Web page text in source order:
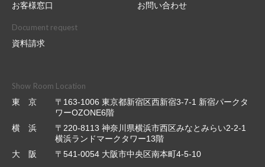
お客様窓口
お問い合わせ
Document request
資料請求
Show Room Location
東 京
〒163-1006 東京都新宿区西新宿3-7-1 新宿パークタ
ワーOZONE6階
横 浜
〒220-8113 神奈川県横浜市西区みなとみらい2-2-1
横浜ランドマークタワー13階
大 阪
〒541-0054 大阪市中央区南本町4-5-10